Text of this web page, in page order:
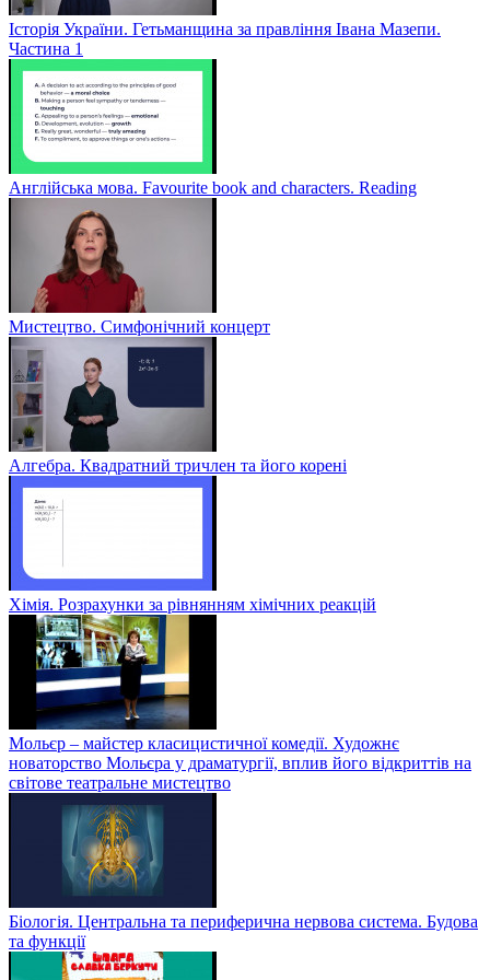
Історія України. Гетьманщина за правління Івана Мазепи.
Частина 1
Англійська мова. Favourite book and characters. Reading
Мистецтво. Симфонічний концерт
Алгебра. Квадратний тричлен та його корені
Хімія. Розрахунки за рівнянням хімічних реакцій
Мольєр – майстер класицистичної комедії. Художнє
новаторство Мольєра у драматургії, вплив його відкриттів на
світове театральне мистецтво
Біологія. Центральна та периферична нервова система. Будова
та функції